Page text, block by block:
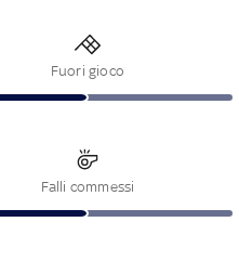
Fuori gioco
Falli commessi